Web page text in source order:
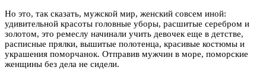
Но это, так сказать, мужской мир, женский совсем иной:
удивительной красоты головные уборы, расшитые серебром и
золотом, это ремеслу начинали учить девочек еще в детстве,
расписные прялки, вышитые полотенца, красивые костюмы и
украшения поморчанок. Отправив мужчин в море, поморские
женщины без дела не сидели.